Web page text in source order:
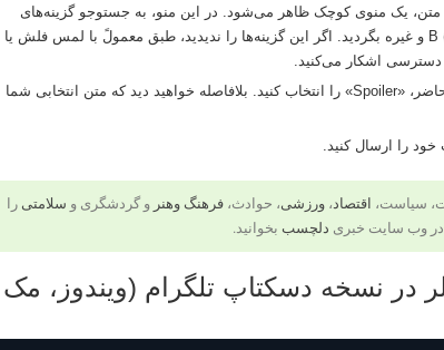
متن، یک منوی کوچک ظاهر می‌شود. در این منو، به جستوجو گزینه‌های
فرمت‌بندی همانند B (Bold), I (Italic) و غیره بگردید. اگر این گزینه‌ها را ندیدید، طبق معمولً با لمس فلش یا
دسترسی اشکار می‌کنید.
از بین گزینه‌های حاضر، «Spoiler» را انتخاب کنید. بلافاصله خواهید دید که متن انتخابی شما
را ارسال کنید.
سیاست، اقتصاد،ورزشی، حوادث،فرهنگ وهنر و گردشگری و سلامتی را
در وب سایت خبری دلچسب بخوانید.
در نسخه دسکتاپ تلگرام (ویندوز، مک